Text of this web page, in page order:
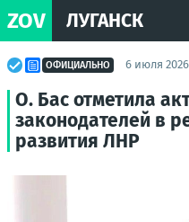
ZOV ЛУГАНСК
ОФИЦИАЛЬНО 6 июля
О. Бас отметила
законодателей в
развития ЛНР